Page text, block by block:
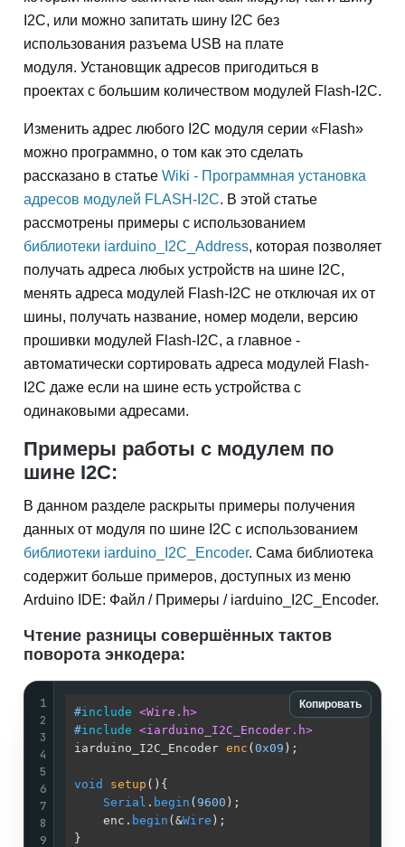
I2C, или можно запитать шину I2C без
использования разъема USB на плате
модуля. Установщик адресов пригодиться в
проектах с большим количеством модулей Flash-I2C.
Изменить адрес любого I2C модуля серии «Flash»
можно программно, о том как это сделать
рассказано в статье Wiki - Программная установка
адресов модулей FLASH-I2C. В этой статье
рассмотрены примеры с использованием
библиотеки iarduino_I2C_Address, которая позволяет
получать адреса любых устройств на шине I2C,
менять адреса модулей Flash-I2C не отключая их от
шины, получать название, номер модели, версию
прошивки модулей Flash-I2C, а главное -
автоматически сортировать адреса модулей Flash-
I2C даже если на шине есть устройства с
одинаковыми адресами.
Примеры работы с модулем по
шине I2C:
В данном разделе раскрыты примеры получения
данных от модуля по шине I2C с использованием
библиотеки iarduino_I2C_Encoder. Сама библиотека
содержит больше примеров, доступных из меню
Arduino IDE: Файл / Примеры / iarduino_I2C_Encoder.
Чтение разницы совершённых тактов
поворота энкодера:
Копировать
1
2
3
4
5
6
7
8
9
#include <Wire.h>
#include <iarduino_I2C_Encoder.h>
iarduino_I2C_Encoder enc ( 0x09 )
void setup ()
Serial . begin ( 9600
    enc.
begin (&Wire